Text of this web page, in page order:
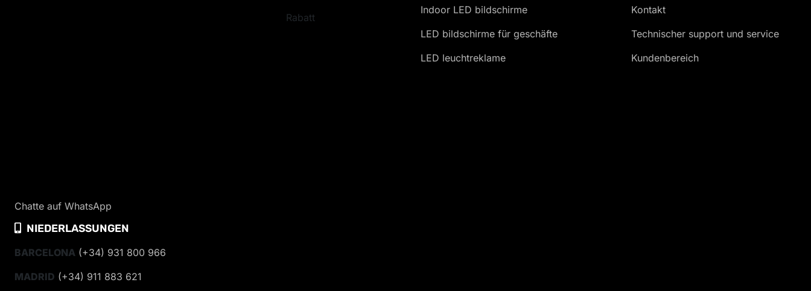
Chatte auf WhatsApp
NIEDERLASSUNGEN
BARCELONA (+34) 931 800 966
MADRID (+34) 911 883 621
Rabatt
Indoor LED bildschirme
LED bildschirme für geschäfte
LED leuchtreklame
Kontakt
Technischer support und service
Kundenbereich